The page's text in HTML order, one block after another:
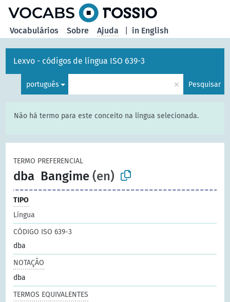
in English
Vocabulários Sobre Ajuda
Lexvo - códigos de língua ISO 639-3
português × Pesquisar
Não há termo para este conceito na língua selecionada.
TERMO PREFERENCIAL
dba Bangime (en)
TIPO
Língua
CÓDIGO ISO 639-3
dba
NOTAÇÃO
dba
TERMOS EQUIVALENTES